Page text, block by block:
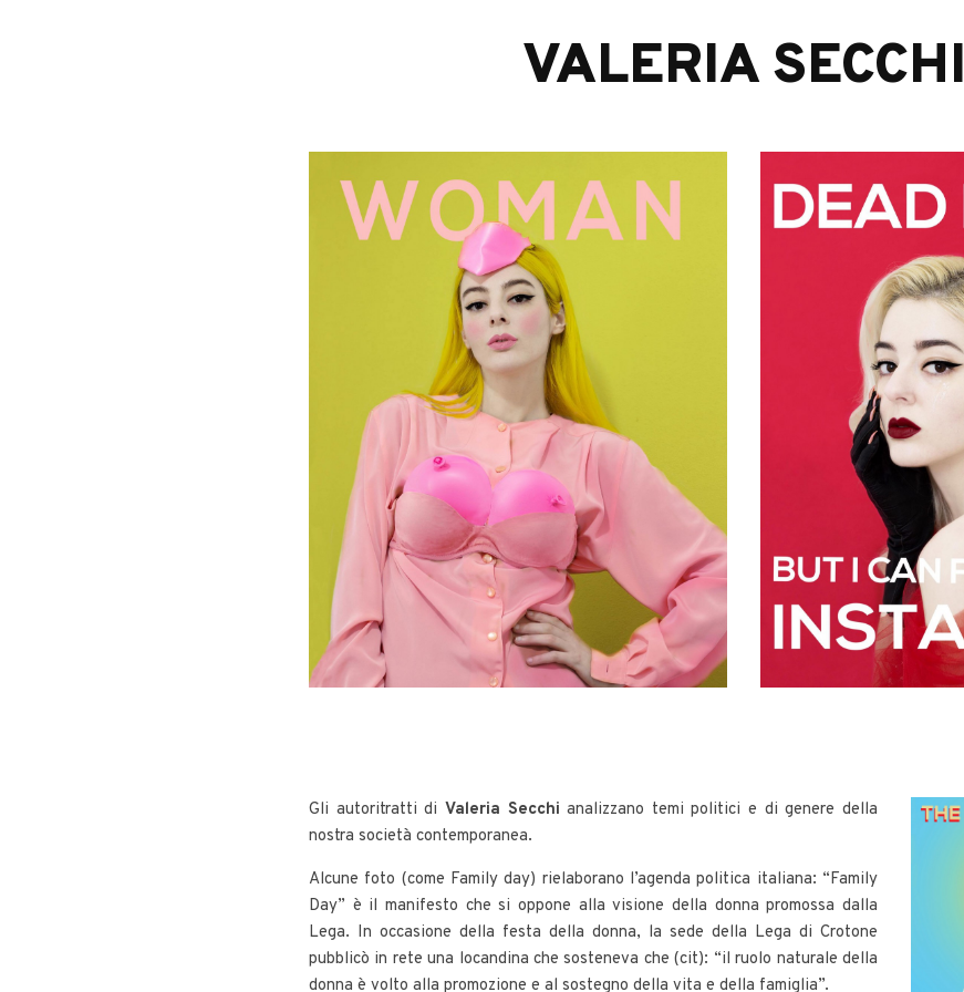
VALERIA SECCHI
Gli autoritratti di Valeria Secchi analizzano temi politici e di genere della
nostra società contemporanea.
Alcune foto (come Family day) rielaborano l’agenda politica italiana: “Family
Day” è il manifesto che si oppone alla visione della donna promossa dalla
Lega. In occasione della festa della donna, la sede della Lega di Crotone
pubblicò in rete una locandina che sosteneva che (cit): “il ruolo naturale della
donna è volto alla promozione e al sostegno della vita e della famiglia”.